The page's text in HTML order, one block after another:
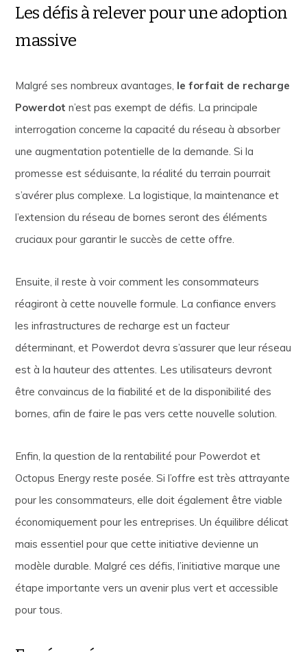
Les défis à relever pour une adoption
massive
Malgré ses nombreux avantages, le forfait de recharge
Powerdot n’est pas exempt de défis. La principale
interrogation concerne la capacité du réseau à absorber
une augmentation potentielle de la demande. Si la
promesse est séduisante, la réalité du terrain pourrait
s’avérer plus complexe. La logistique, la maintenance et
l’extension du réseau de bornes seront des éléments
cruciaux pour garantir le succès de cette offre.
Ensuite, il reste à voir comment les consommateurs
réagiront à cette nouvelle formule. La confiance envers
les infrastructures de recharge est un facteur
déterminant, et Powerdot devra s’assurer que leur réseau
est à la hauteur des attentes. Les utilisateurs devront
être convaincus de la fiabilité et de la disponibilité des
bornes, afin de faire le pas vers cette nouvelle solution.
Enfin, la question de la rentabilité pour Powerdot et
Octopus Energy reste posée. Si l’offre est très attrayante
pour les consommateurs, elle doit également être viable
économiquement pour les entreprises. Un équilibre délicat
mais essentiel pour que cette initiative devienne un
modèle durable. Malgré ces défis, l’initiative marque une
étape importante vers un avenir plus vert et accessible
pour tous.